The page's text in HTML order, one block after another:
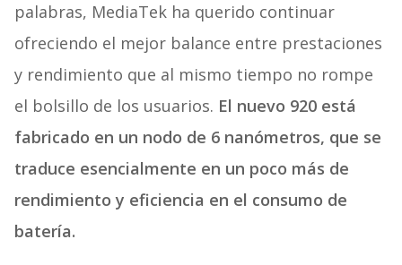
palabras, MediaTek ha querido continuar
ofreciendo el mejor balance entre prestaciones
y rendimiento que al mismo tiempo no rompe
el bolsillo de los usuarios. El nuevo 920 está
fabricado en un nodo de 6 nanómetros, que se
traduce esencialmente en un poco más de
rendimiento y eficiencia en el consumo de
batería.